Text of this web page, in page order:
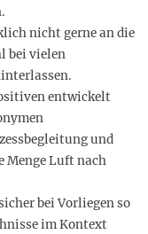
nicht gerne an die
bei vielen
entwickelt
und
Menge Luft nach
bei Vorliegen so
im Kontext